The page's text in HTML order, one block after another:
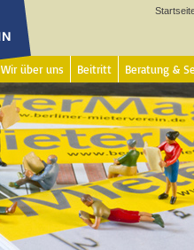
Wir über uns Beitritt Beratung &